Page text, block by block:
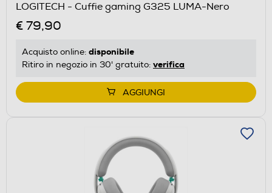
LOGITECH - Cuffie gaming G325 LUMA-Nero
€ 79,90
Acquisto online: disponibile
Ritiro in negozio in 30' gratuito: verifica
AGGIUNGI